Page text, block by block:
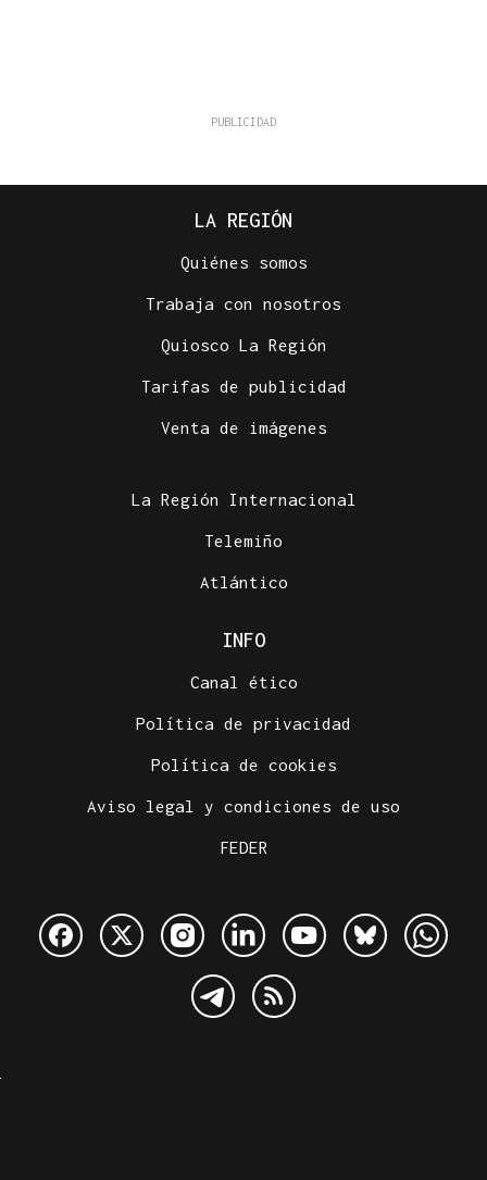
LA REGIÓN
Quiénes somos
Trabaja con nosotros
Quiosco La Región
Tarifas de publicidad
Venta de imágenes
La Región Internacional
Telemiño
Atlántico
INFO
Canal ético
Política de privacidad
Política de cookies
Aviso legal y condiciones de uso
FEDER